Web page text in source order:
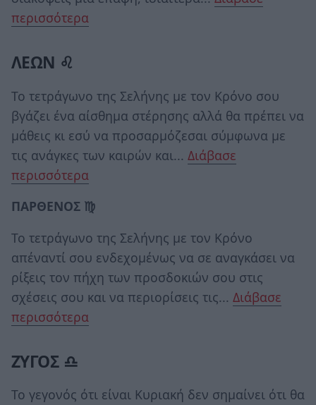
περισσότερα
ΛΕΩΝ ♌
Το τετράγωνο της Σελήνης με τον Κρόνο σου
βγάζει ένα αίσθημα στέρησης αλλά θα πρέπει να
μάθεις κι εσύ να προσαρμόζεσαι σύμφωνα με
τις ανάγκες των καιρών και... Διάβασε
περισσότερα
ΠΑΡΘΕΝΟΣ ♍
Το τετράγωνο της Σελήνης με τον Κρόνο
απέναντί σου ενδεχομένως να σε αναγκάσει να
ρίξεις τον πήχη των προσδοκιών σου στις
σχέσεις σου και να περιορίσεις τις... Διάβασε
περισσότερα
ΖΥΓΟΣ ♎
Το γεγονός ότι είναι Κυριακή δεν σημαίνει ότι θα